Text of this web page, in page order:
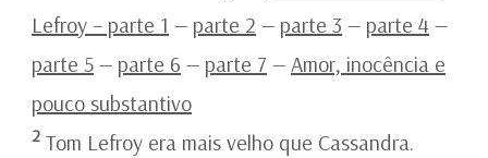
Lefroy – parte 1 — parte 2 — parte 3 — parte 4 —
parte 5 — parte 6 — parte 7 — Amor, inocência e
pouco substantivo
2 Tom Lefroy era mais velho que Cassandra.